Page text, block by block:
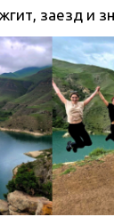
в аэропорту
около 3 часов на
гор-
и, конечно, по
красивых
озеро Гижгит.
его по-другому